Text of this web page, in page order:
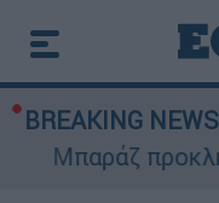
BREAKING
Μπαράζ